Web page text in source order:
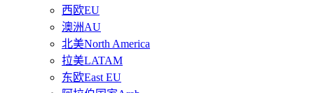
西欧EU
澳洲AU
北美North America
拉美LATAM
东欧East EU